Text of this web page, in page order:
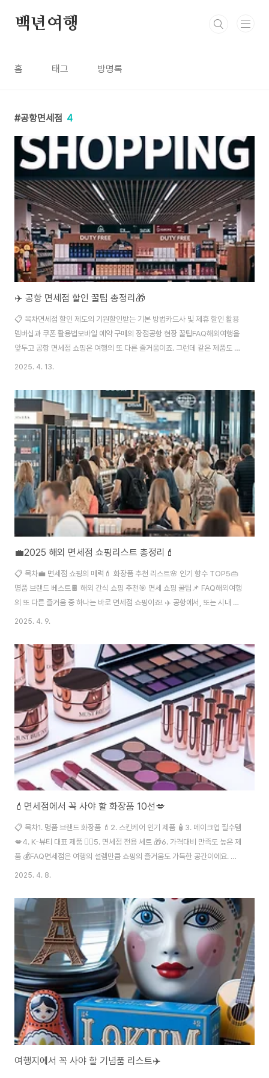
백년여행
홈 태그 방명록
공항면세점 4
✈️ 공항 면세점 할인 꿀팁 총정리🎁
📋 목차면세점 할인 제도의 기원할인받는 기본 방법카드사 및 제휴 할인 활용
멤버십과 쿠폰 활용법모바일 예약 구매의 장점공항 현장 꿀팁FAQ해외여행을
앞두고 공항 면세점 쇼핑은 여행의 또 다른 즐거움이죠. 그런데 같은 제품도 누
구는 10%, 누구는 30% 할인받고 산다는 거, 알고 있었나요? 면세점은 세금이
게 하면 최대 할인 혜택을 받을 수 있을까요? 지금부터 2025년 기준으로 최신
면세점 할인 꿀팁들을 하나하나 알려드릴게요.👛 내가 생각했을 때 공항 면세
쇼핑은 단순한 쇼핑이 아니라 정보를 아는 사람이 이득 보는 '꿀팁 전쟁' 같아
요. 똑같은 제품을 사더라도 어떻게 준비하느냐에 따라 최대 50%까지도 차이
가 날 수 있거든요...
2025. 4. 13.
💼2025 해외 면세점 쇼핑리스트 총정리💄
📋 목차💼 면세점 쇼핑의 매력💄 화장품 추천 리스트🌸 인기 향수 TOP5👜
명품 브랜드 베스트🍫 해외 간식 쇼핑 추천🎯 면세 쇼핑 꿀팁📌 FAQ해외여행
의 또 다른 즐거움 중 하나는 바로 면세점 쇼핑이죠! ✈️ 공항에서, 또는 시내 면
세점에서 좋은 가격에 인기 제품을 살 수 있는 절호의 기회예요. 특히 요즘은 온
들도 많아요. 2025년 현재, 전 세계 면세점에서 가장 많이 찾는 품목은 화장
품, 향수, 명품 가방, 전자기기, 그리고 간식류예요. 트렌드가 빠르게 바뀌기 때
문에 미리 리스트를 짜 두면 더 효율적인 쇼핑이 가능하답니다.💼 면세점 쇼핑
의 매력면세점 쇼핑의 가장 큰 매력은 역시 '세금이 없다'는 점이에요. 부가가..
2025. 4. 9.
💄면세점에서 꼭 사야 할 화장품 10선💋
📋 목차1. 명품 브랜드 화장품 💄2. 스킨케어 인기 제품 🧴3. 메이크업 필수템
💋4. K-뷰티 대표 제품 🧖‍♀️5. 면세점 전용 세트 🎁6. 가격대비 만족도 높은 제
품 💰FAQ면세점은 여행의 설렘만큼 쇼핑의 즐거움도 가득한 공간이에요. 특
히 화장품은 가격적인 혜택은 물론, 구성과 한정판까지 다양하게 만나볼 수 있
기 있는 화장품 브랜드와 제품들을 소개할게요. 제가 생각했을 때, 면세점에서
이 화장품들을 사면 정말 후회 없다고 느껴졌어요. 지금부터 순위별로 재밌게
알아보자고요! 😄1. 명품 브랜드 화장품 💄면세점에서 절대 놓치면 안 되는 브
랜드가 바로 명품 화장품이에요. 샤넬, 디올, 입생로랑, 겔랑 같은 하..
2025. 4. 8.
여행지에서 꼭 사야 할 기념품 리스트✈️